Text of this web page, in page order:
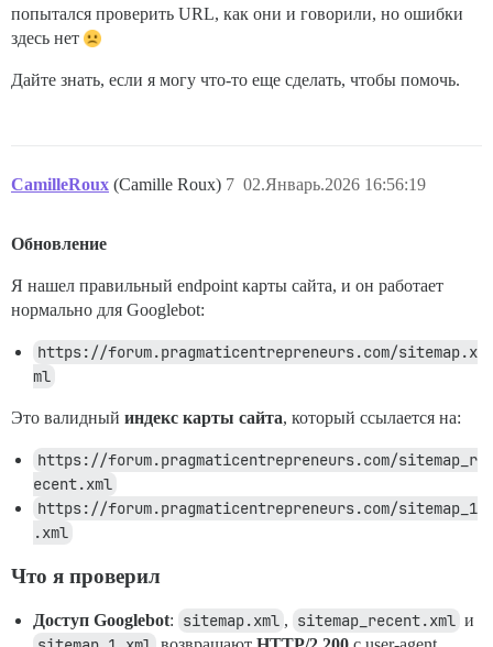
попытался проверить URL, как они и говорили, но ошибки
здесь нет
Дайте знать, если я могу что-то еще сделать, чтобы помочь.
CamilleRoux (Camille Roux) 02.Январь.2026 16:56:19
7
Обновление
Я нашел правильный endpoint карты сайта, и он работает
нормально для Googlebot:
https://forum.pragmaticentrepreneurs.com/sitemap.x
ml
Это валидный индекс карты сайта, который ссылается на:
https://forum.pragmaticentrepreneurs.com/sitemap_r
ecent.xml
https://forum.pragmaticentrepreneurs.com/sitemap_1
.xml
Что я проверил
Доступ Googlebot: sitemap.xml , sitemap_recent.xml и